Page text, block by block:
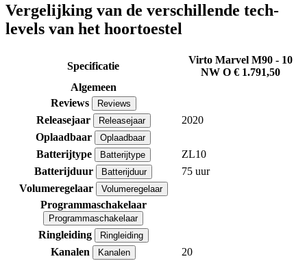
Vergelijking van de verschillende tech-
levels van het hoortoestel
Specificatie
Virto Marvel M90 - 10
NW O € 1.791,50
Algemeen
Reviews
Reviews
Releasejaar Releasejaar
2020
Oplaadbaar
Oplaadbaar
Batterijtype Batterijtype
ZL10
Batterijduur
Batterijduur
75 uur
Volumeregelaar
Volumeregelaar
Programmaschakelaar
Programmaschakelaar
Ringleiding Ringleiding
Kanalen Kanalen
20